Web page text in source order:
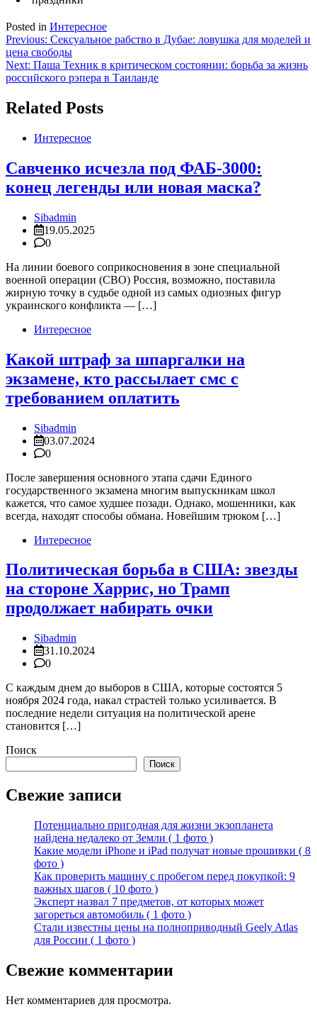
Posted in Интересное
Навигация
по
записям
Previous: Сексуальное рабство в Дубае: ловушка для моделей и
цена свободы
Next: Паша Техник в критическом состоянии: борьба за жизнь
российского рэпера в Таиланде
Related Posts
Интересное
Савченко исчезла под ФАБ-3000:
конец легенды или новая маска?
Sibadmin
19.05.2025
0
На линии боевого соприкосновения в зоне специальной
военной операции (СВО) Россия, возможно, поставила
жирную точку в судьбе одной из самых одиозных фигур
украинского конфликта — […]
Интересное
Какой штраф за шпаргалки на
экзамене, кто рассылает смс с
требованием оплатить
Sibadmin
03.07.2024
0
После завершения основного этапа сдачи Единого
государственного экзамена многим выпускникам школ
кажется, что самое худшее позади. Однако, мошенники, как
всегда, находят способы обмана. Новейшим трюком […]
Интересное
Политическая борьба в США: звезды
на стороне Харрис, но Трамп
продолжает набирать очки
Sibadmin
31.10.2024
0
С каждым днем до выборов в США, которые состоятся 5
ноября 2024 года, накал страстей только усиливается. В
последние недели ситуация на политической арене
становится […]
Поиск
Поиск
Свежие записи
Потенциально пригодная для жизни экзопланета
найдена недалеко от Земли ( 1 фото )
Какие модели iPhone и iPad получат новые прошивки ( 8
фото )
Как проверить машину с пробегом перед покупкой: 9
важных шагов ( 10 фото )
Эксперт назвал 7 предметов, от которых может
загореться автомобиль ( 1 фото )
Стали известны цены на полноприводный Geely Atlas
для России ( 1 фото )
Свежие комментарии
Нет комментариев для просмотра.